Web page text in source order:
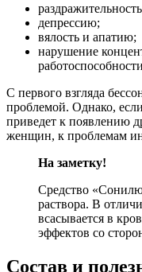
депрессию;
вялость и апатию;
нарушение
С первого взгляда
проблемой. Однако,
приведет к появлению
женщин, к проблемам
На заметку!
Средство
раствора. В
всасывается в
эффектов со
Состав и